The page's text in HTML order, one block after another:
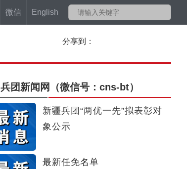
微信 English
分享到：
兵团新闻网 （微信号：cns-bt）
新疆兵团“两优一先”拟表彰对
象公示
最新任免名单